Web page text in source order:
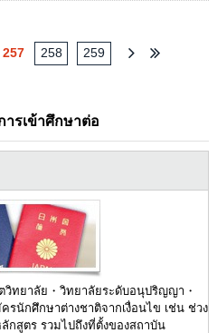
257 258 259
รเข้าศึกษาต่อ
ทยาลัย・วิทยาลัยระดับอนุปริญญา・
รนักศึกษาต่างชาติจากเงื่อนไข เช่น ช่วง
กสูตร รวมไปถึงที่ตั้งของสถาบัน